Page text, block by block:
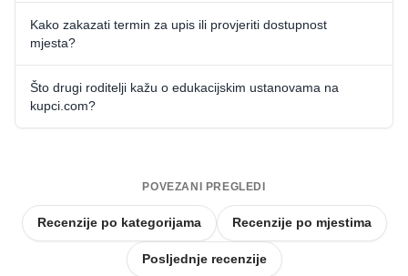
Kako zakazati termin za upis ili provjeriti dostupnost
mjesta?
Što drugi roditelji kažu o edukacijskim ustanovama na
kupci.com?
POVEZANI PREGLEDI
Recenzije po kategorijama Recenzije po mjestima
Posljednje recenzije